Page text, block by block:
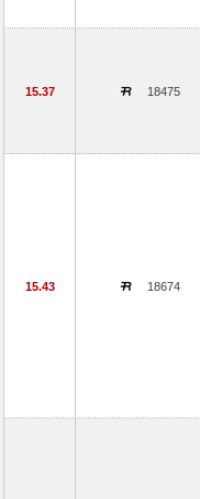
15.37 18475
15.43 18674